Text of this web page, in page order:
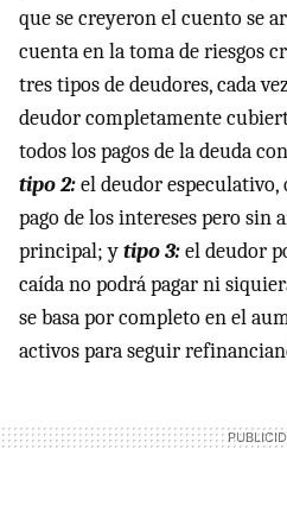
que se creyeron el cuento se
cuenta en la toma de riesgos
tres tipos de deudores, cada
deudor completamente
todos los pagos de la deuda
tipo 2:el deudor
pago de los intereses pero sin
principal; ytipo 3:el deudor
caída no podrá pagar ni
se basa por completo en el
activos para seguir